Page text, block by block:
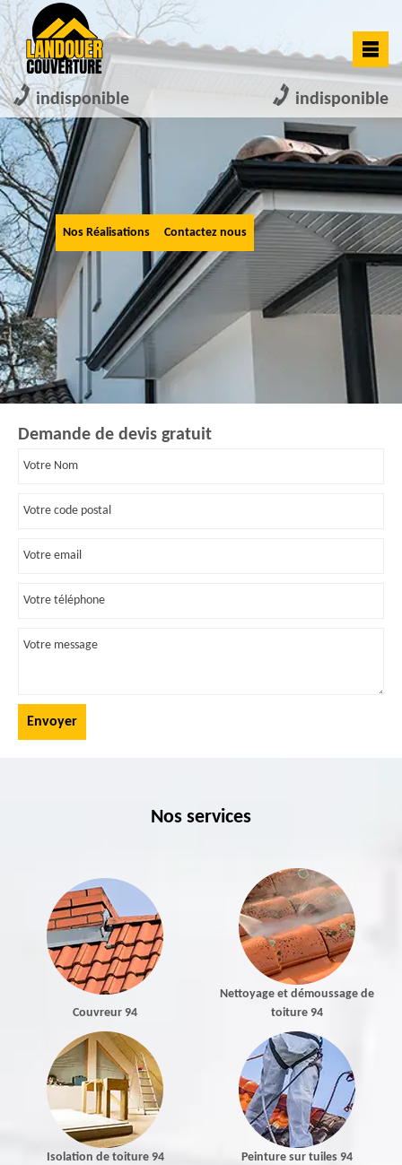
indisponible indisponible
Nos Réalisations Contactez nous
Demande de devis gratuit
Nos services
Couvreur 94
Nettoyage et démoussage de
toiture 94
Isolation de toiture 94 Peinture sur tuiles 94